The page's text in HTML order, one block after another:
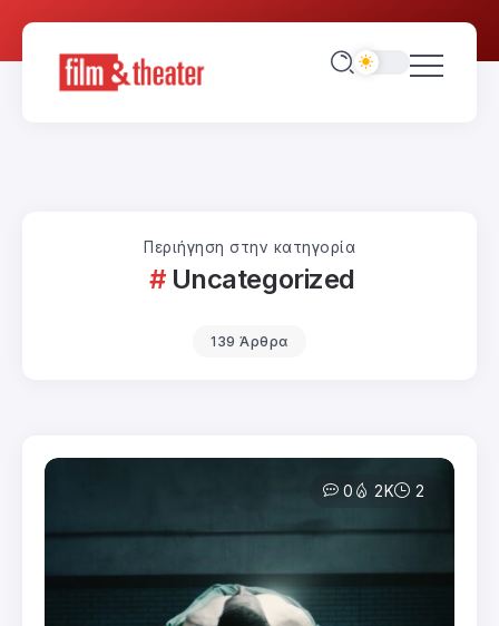
Περιήγηση στην κατηγορία
Uncategorized
139 Άρθρα
0 2K 2